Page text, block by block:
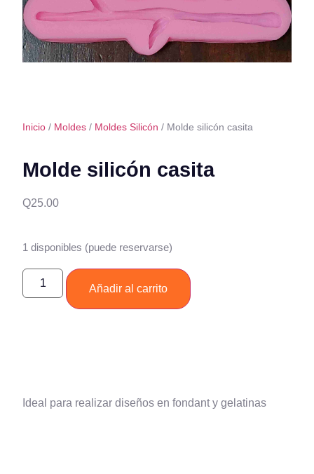
Inicio / Moldes / Moldes Silicón / Molde silicón casita
Molde silicón casita
Q25.00
1 disponibles (puede reservarse)
Añadir al carrito
Ideal para realizar diseños en fondant y gelatinas